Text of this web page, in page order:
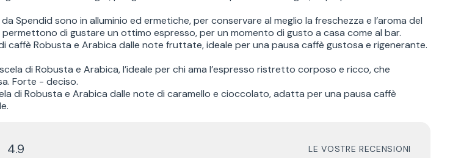
Spendid sono in alluminio ed ermetiche, per conservare al meglio la freschezza e l’aroma del
di gustare un ottimo espresso, per un momento di gusto a casa come al bar.
caffè Robusta e Arabica dalle note fruttate, ideale per una pausa caffè gustosa e rigenerante.
di Robusta e Arabica, l’ideale per chi ama l’espresso ristretto corposo e ricco, che
Forte - deciso.
di Robusta e Arabica dalle note di caramello e cioccolato, adatta per una pausa caffè
4.9 LE VOSTRE RECENSIONI